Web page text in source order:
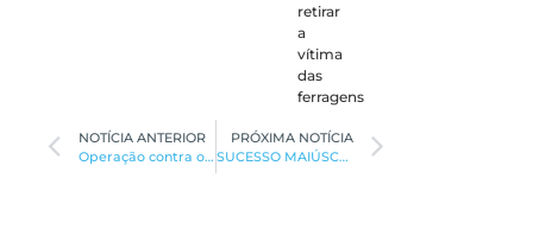
retirar
a
vítima
das
ferragens
NOTÍCIA ANTERIOR
Operação contra organização criminosa e lavagem de dinheiro
PRÓXIMA NOTÍCIA
SUCESSO MAIÚSCULO DA SEMANA DO IDOSO